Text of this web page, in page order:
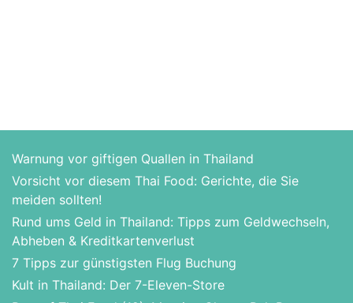
Warnung vor giftigen Quallen in Thailand
Vorsicht vor diesem Thai Food: Gerichte, die Sie
meiden sollten!
Rund ums Geld in Thailand: Tipps zum Geldwechseln,
Abheben & Kreditkartenverlust
7 Tipps zur günstigsten Flug Buchung
Kult in Thailand: Der 7-Eleven-Store